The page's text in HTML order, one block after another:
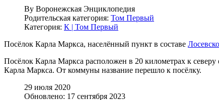
By Воронежская Энциклопедия
Родительская категория: Том Первый
Категория: К | Том Первый
Посёлок Карла Маркса, населённый пункт в составе
Посёлок Карла Маркса расположен в 20 километрах к
Карла Маркса. От коммуны название перешло к посёлку.
29 июля 2020
Обновлено: 17 сентября 2023